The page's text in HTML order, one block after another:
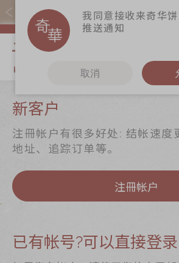
易赏钱会员凭推广码购买现货产品可
关于奇华
奇华传奇
最新推广
商务销售
奇华网志
奇华饼食
贺年食品
手信礼品
时令食品
已有帐号?可以直接登录
新客户
注冊帐户有很多好处: 结帐速度
地址、追踪订单等。
注冊帐户
我同意接收来奇华
推送通知
取消